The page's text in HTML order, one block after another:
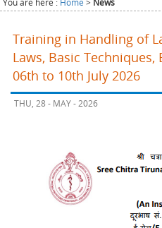
You are here : Home > News
Training in Handling of
Laws, Basic
06th to 10th July 2026
THU, 28 - MAY - 2026